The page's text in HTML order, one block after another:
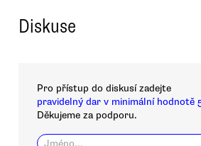
Diskuse
Pro přístup do diskusí zadejte
pravidelný dar v minimální hodnotě
Děkujeme za podporu.